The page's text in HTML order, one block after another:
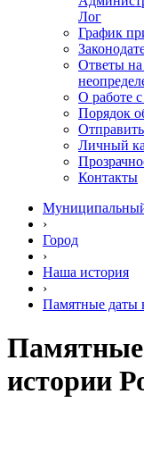
Лог
График
Ответы
О работе
Порядок
Личный
Контакты
›
Город
›
Наша история
›
Памятные даты
Памятные
истории